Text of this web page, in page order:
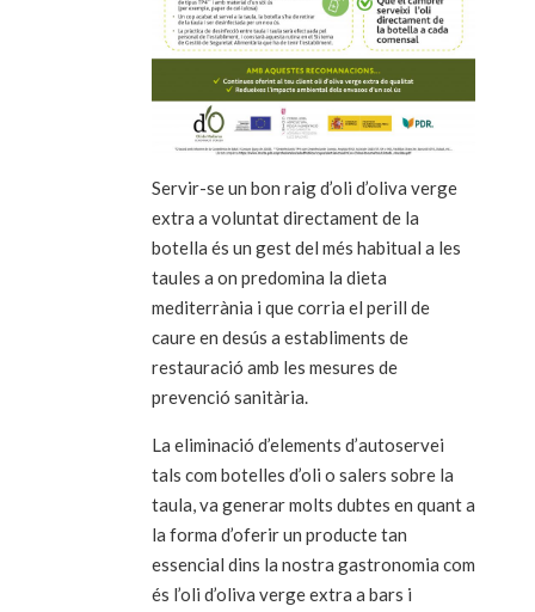
Servir-se un bon raig d’oli d’oliva verge
extra a voluntat directament de la
botella és un gest del més habitual a les
taules a on predomina la dieta
mediterrània i que corria el perill de
caure en desús a establiments de
restauració amb les mesures de
prevenció sanitària.
La eliminació d’elements d’autoservei
tals com botelles d’oli o salers sobre la
taula, va generar molts dubtes en quant a
la forma d’oferir un producte tan
essencial dins la nostra gastronomia com
és l’oli d’oliva verge extra a bars i